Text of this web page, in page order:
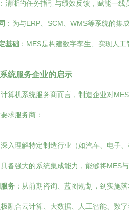
清晰的任务指引与绩效反馈，赋能一线
：为与ERP、SCM、WMS等系统的集
基础 ：MES是构建数字孪生、实现人
统服务企业的启示
算机系统服务商而言，制造企业对
求服务商：
深入理解特定制造行业（如汽车、电子
具备强大的系统集成能力，能够将MES
务 ：从前期咨询、蓝图规划，到实施
极融合云计算、大数据、人工智能、数